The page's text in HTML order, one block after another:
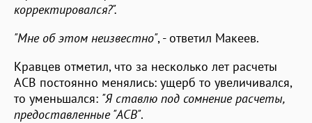
корректировался?".
"Мне об этом неизвестно", - ответил Макеев.
Кравцев отметил, что за несколько лет расчеты
АСВ постоянно менялись: ущерб то увеличивался,
то уменьшался: "Я ставлю под сомнение расчеты,
предоставленные "АСВ".